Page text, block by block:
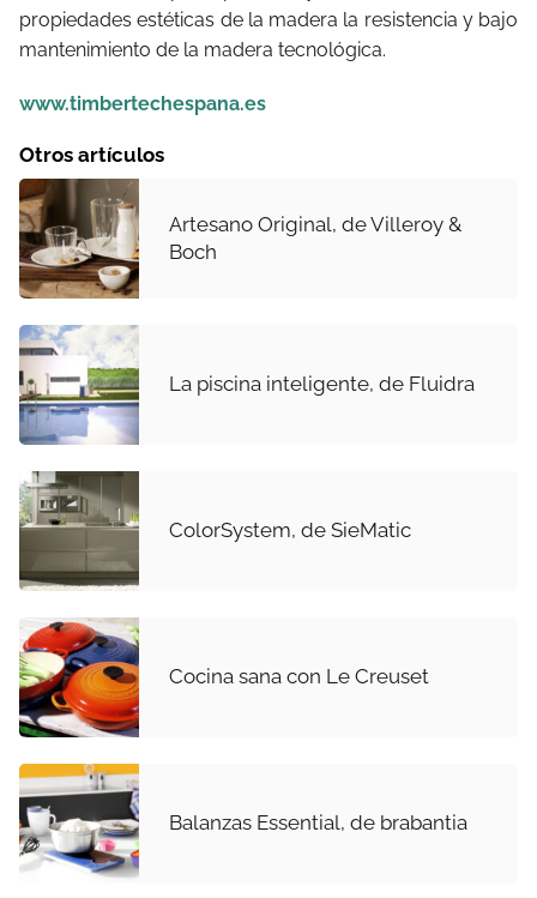
propiedades estéticas de la madera la resistencia y bajo
mantenimiento de la madera tecnológica.
www.timbertechespana.es
Otros artículos
Artesano Original, de Villeroy &
Boch
La piscina inteligente, de Fluidra
ColorSystem, de SieMatic
Cocina sana con Le Creuset
Balanzas Essential, de brabantia